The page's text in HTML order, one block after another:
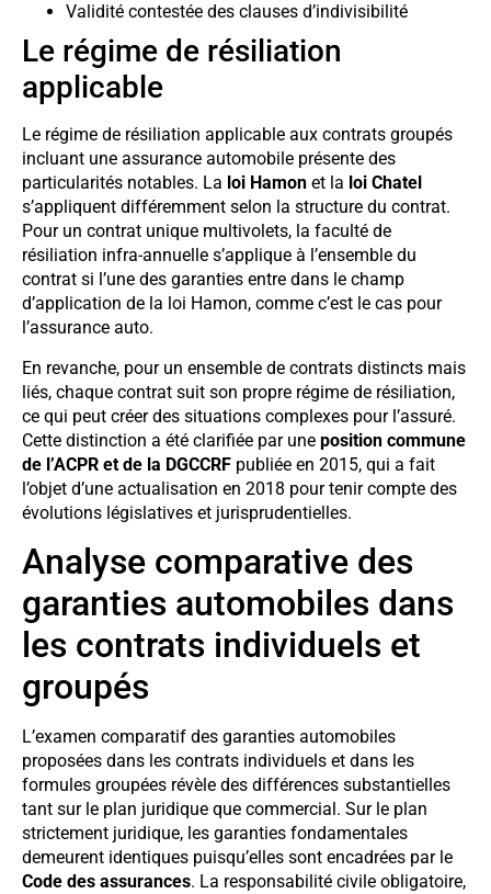
Validité contestée des clauses d’indivisibilité
Le régime de résiliation
applicable
Le régime de résiliation applicable aux contrats groupés
incluant une assurance automobile présente des
particularités notables. La loi Hamon et la loi Chatel
s’appliquent différemment selon la structure du contrat.
Pour un contrat unique multivolets, la faculté de
résiliation infra-annuelle s’applique à l’ensemble du
contrat si l’une des garanties entre dans le champ
d’application de la loi Hamon, comme c’est le cas pour
l’assurance auto.
En revanche, pour un ensemble de contrats distincts mais
liés, chaque contrat suit son propre régime de résiliation,
ce qui peut créer des situations complexes pour l’assuré.
Cette distinction a été clarifiée par une position commune
de l’ACPR et de la DGCCRF publiée en 2015, qui a fait
l’objet d’une actualisation en 2018 pour tenir compte des
évolutions législatives et jurisprudentielles.
Analyse comparative des
garanties automobiles dans
les contrats individuels et
groupés
L’examen comparatif des garanties automobiles
proposées dans les contrats individuels et dans les
formules groupées révèle des différences substantielles
tant sur le plan juridique que commercial. Sur le plan
strictement juridique, les garanties fondamentales
demeurent identiques puisqu’elles sont encadrées par le
Code des assurances. La responsabilité civile obligatoire,